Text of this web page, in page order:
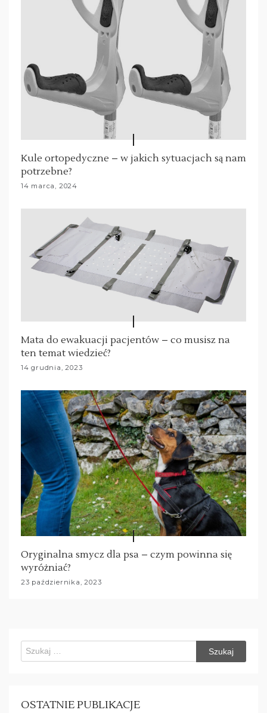
Kule ortopedyczne – w jakich sytuacjach są nam
potrzebne?
14 marca, 2024
Mata do ewakuacji pacjentów – co musisz na
ten temat wiedzieć?
14 grudnia, 2023
Oryginalna smycz dla psa – czym powinna się
wyróżniać?
23 października, 2023
Szukaj:
OSTATNIE PUBLIKACJE